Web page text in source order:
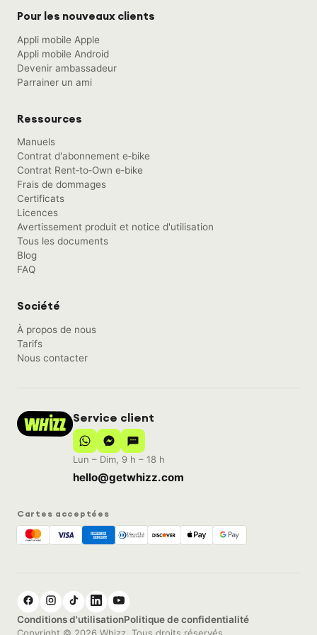
Pour les nouveaux clients
Appli mobile Apple
Appli mobile Android
Devenir ambassadeur
Parrainer un ami
Ressources
Manuels
Contrat d'abonnement e‑bike
Contrat Rent‑to‑Own e‑bike
Frais de dommages
Certificats
Licences
Avertissement produit et notice d'utilisation
Tous les documents
Blog
FAQ
Société
À propos de nous
Tarifs
Nous contacter
Service client
Lun – Dim, 9 h – 18 h
hello@getwhizz.com
Cartes acceptées
Conditions d'utilisationPolitique de confidentialité